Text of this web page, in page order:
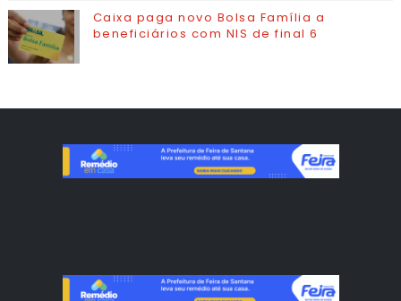
Caixa paga novo Bolsa Família a
beneficiários com NIS de final 6